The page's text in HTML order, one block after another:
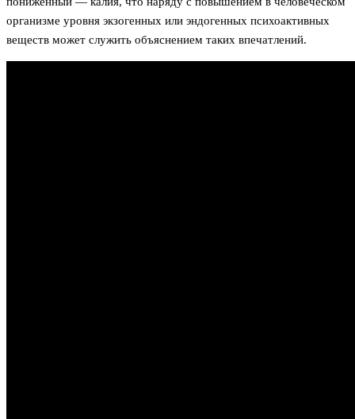
организме уровня экзогенных или эндогенных психоактивных
веществ может служить объяснением таких впечатлений.